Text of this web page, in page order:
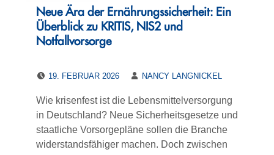
Neue Ära der Ernährungssicherheit: Ein
Überblick zu KRITIS, NIS2 und
Notfallvorsorge
19. FEBRUAR 2026
NANCY LANGNICKEL
Wie krisenfest ist die Lebensmittelversorgung
in Deutschland? Neue Sicherheitsgesetze und
staatliche Vorsorgepläne sollen die Branche
widerstandsfähiger machen. Doch zwischen